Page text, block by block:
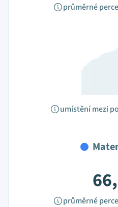
průměrné
umístění mezi
průměrné